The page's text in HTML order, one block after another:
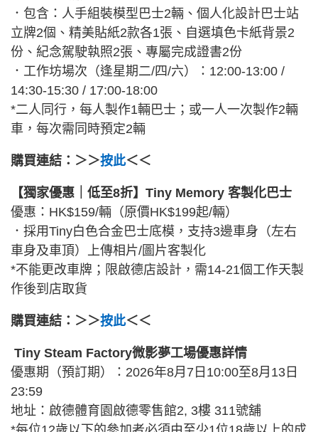
．包含：人手組裝模型巴士2輛、個人化設計巴士站
立牌2個、精美貼紙2款各1張、自選填色卡紙背景2
份、紀念駕駛執照2張、專屬完成證書2份
．工作坊場次（逢星期二/四/六）：12:00-13:00 /
14:30-15:30 / 17:00-18:00
*二人同行，每人製作1輛巴士；或一人一次製作2輛
車，每次需同時預定2輛
購買連結：＞＞按此＜＜
【獨家優惠｜低至8折】Tiny Memory 客製化巴士
優惠：HK$159/輛（原價HK$199起/輛）
．採用Tiny白色合金巴士底模，支持3邊車身（左右
車身及車頂）上傳相片/圖片客製化
*不能更改車牌；限啟德店設計，需14-21個工作天製
作後到店取貨
購買連結：＞＞按此＜＜
Tiny Steam Factory微影夢工場優惠詳情
優惠期（預訂期）：2026年8月7日10:00至8月13日
23:59
地址：啟德體育園啟德零售館2, 3樓 311號舖